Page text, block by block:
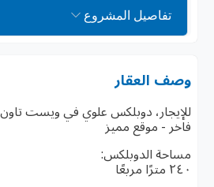
تفاصيل المشروع
وصف العقار
للإيجار، دوبلكس علوي في ويست
فاخر - موقع مميز
مساحة الدوبلكس:
٢٤٠ مترًا مربعًا